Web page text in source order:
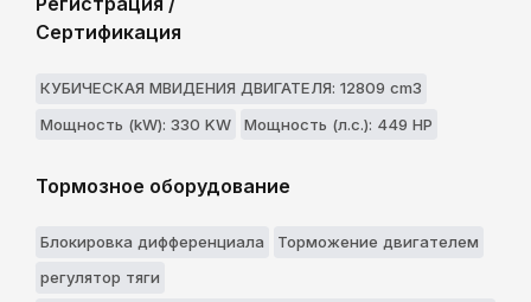
Сертификация
КУБИЧЕСКАЯ МВИДЕНИЯ ДВИГАТЕЛЯ: 12809 cm3
Мощность (kW): 330 KW
Мощность (л.с.): 449 HP
Тормозное оборудование
Блокировка дифференциала
Торможение двигателем
регулятор тяги